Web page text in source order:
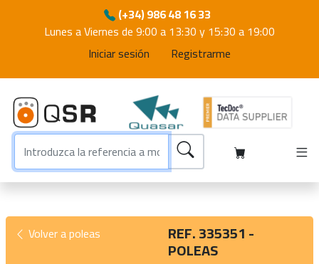
(+34) 986 48 16 33
Lunes a Viernes de 9:00 a 13:30 y 15:30 a 19:00
Iniciar sesión
Registrarme
Volver a poleas REF. 335351 -
POLEAS